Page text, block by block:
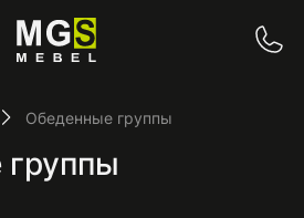
Обеденные группы